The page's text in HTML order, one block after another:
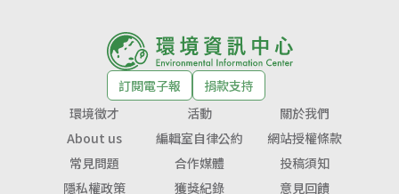
訂閱電子報
捐款支持
環境徵才
活動
關於我們
About us
編輯室自律公約
網站授權條款
常見問題
合作媒體
投稿須知
隱私權政策
獲獎紀錄 意見回饋